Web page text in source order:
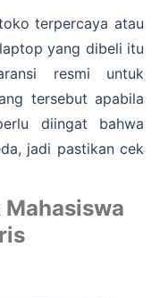
terpercaya atau
yang dibeli itu
resmi untuk
tersebut apabila
diingat bahwa
jadi pastikan cek